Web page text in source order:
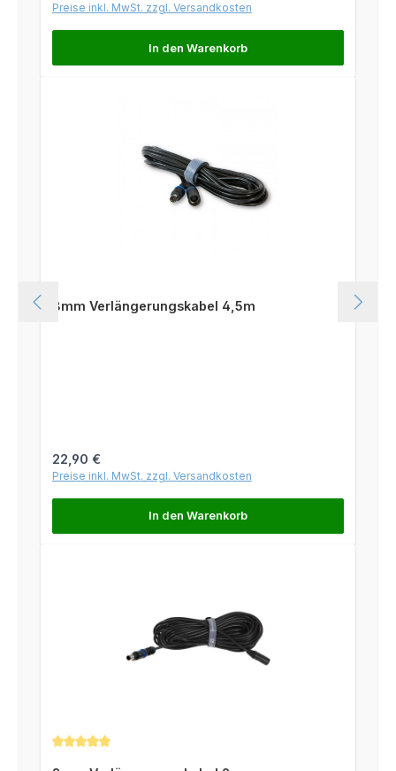
Preise inkl. MwSt. zzgl. Versandkosten
In den Warenkorb
8mm Verlängerungskabel 4,5m
Regulärer Preis:
22,90 €
Preise inkl. MwSt. zzgl. Versandkosten
In den Warenkorb